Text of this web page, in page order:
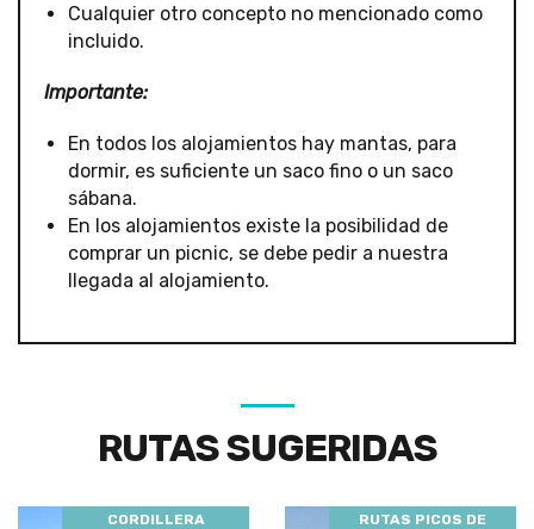
Cualquier otro concepto no mencionado como
incluido.
Importante:
En todos los alojamientos hay mantas, para
dormir, es suficiente un saco fino o un saco
sábana.
En los alojamientos existe la posibilidad de
comprar un picnic, se debe pedir a nuestra
llegada al alojamiento.
RUTAS SUGERIDAS
CORDILLERA
RUTAS PICOS DE